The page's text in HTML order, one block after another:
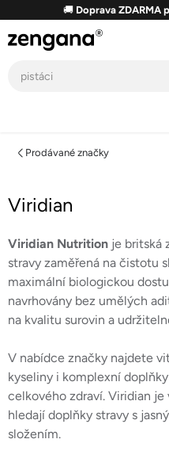
obsah
🚚 Doprava ZDARMA
Prodávané značky
Viridian
Viridian Nutrition je britská
stravy zaměřená na čistotu
maximální biologickou
navrhovány bez umělých
na kvalitu surovin a
V nabídce značky najdete
kyseliny i komplexní
celkového zdraví. Viridian
hledají doplňky stravy s
složením.